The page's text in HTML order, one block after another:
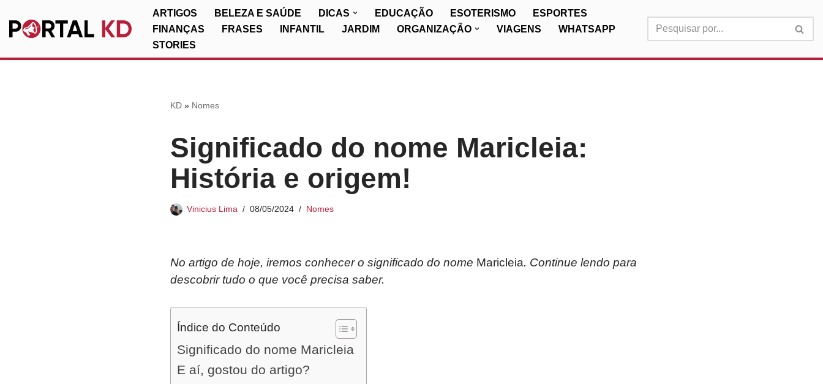
Pular
ARTIGOS BELEZA E SAÚDE DICAS EDUCAÇÃO ESOTERISMO
ESPORTES
FINANÇAS
FRASES INFANTIL JARDIM ORGANIZAÇÃO VIAGENS
WHATSAPP
STORIES
KD» Nomes
Significado do nome Maricleia:
História e origem!
Vinicius Lima 08/05/2024 Nomes
No artigo de hoje, iremos conhecer o significado do nome Maricleia. Continue lendo para
descobrir tudo o que você precisa saber.
Índice do Conteúdo
Significado do nome Maricleia
E aí, gostou do artigo?